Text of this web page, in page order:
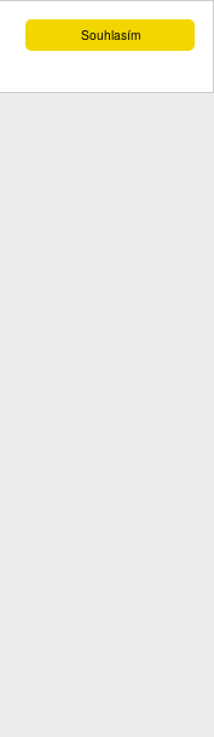
Souhlasím